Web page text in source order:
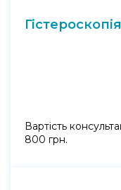
Гістероскопія
Вартість
800 грн.